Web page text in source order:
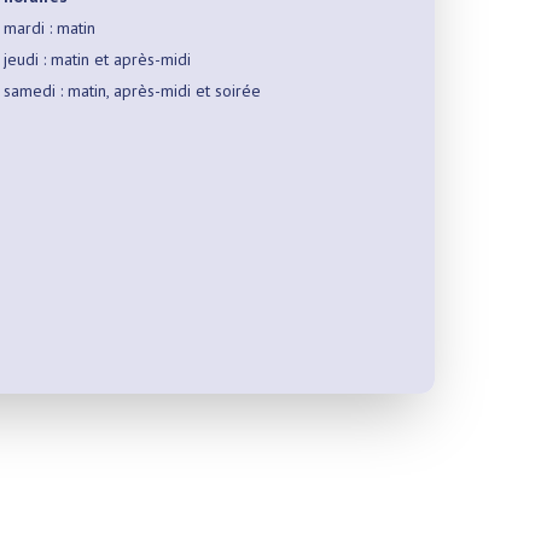
mardi : matin
jeudi : matin et après-midi
samedi : matin, après-midi et soirée